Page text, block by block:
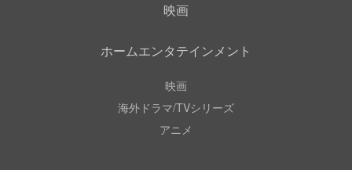
映画
ホームエンタテインメント
映画
海外ドラマ/TVシリーズ
アニメ